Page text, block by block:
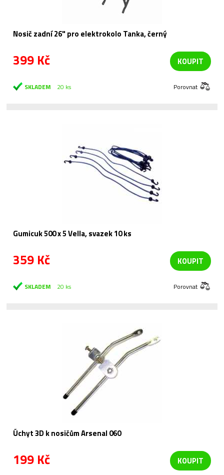
Nosič zadní 26" pro elektrokolo Tanka, černý
399 Kč KOUPIT
SKLADEM 20 ks Porovnat
Gumicuk 500 x 5 Vella, svazek 10 ks
359 Kč KOUPIT
SKLADEM 20 ks Porovnat
Úchyt 3D k nosičům Arsenal 060
199 Kč KOUPIT